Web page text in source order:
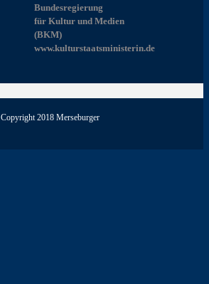
Bundesregierung
für Kultur und Medien
(BKM)
www.kulturstaatsministerin.de
Copyright 2018 Merseburger